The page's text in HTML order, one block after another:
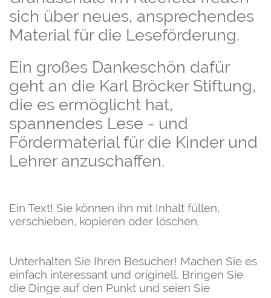
sich über neues, ansprechendes
Material für die Leseförderung.
Ein großes Dankeschön dafür
geht an die Karl Bröcker Stiftung,
die es ermöglicht hat,
spannendes Lese - und
Fördermaterial für die Kinder und
Lehrer anzuschaffen.
Ein Text! Sie können ihn mit Inhalt füllen,
verschieben, kopieren oder löschen.
Unterhalten Sie Ihren Besucher! Machen Sie es
einfach interessant und originell. Bringen Sie
die Dinge auf den Punkt und seien Sie